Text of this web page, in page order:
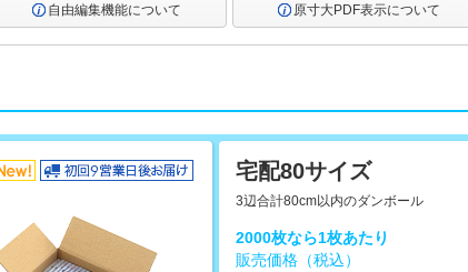
自由編集機能について 原寸大PDF表示について
宅配80サイズ
3辺合計80cm以内のダンボール
2000枚なら1枚あたり
販売価格（税込）